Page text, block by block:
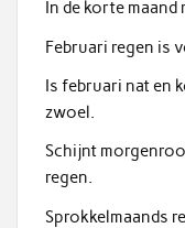
In de korte
Februari regen is
Is februari nat en
zwoel.
Schijnt
regen.
Sprokkelmaands